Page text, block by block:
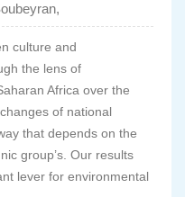
culture and
the lens of
Africa over the
of national
that depends on the
group’s. Our results
lever for environmental